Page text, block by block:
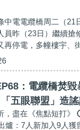
中電電纜橋周二（21
員昨（23日）繼續搶
再停電，多幢樓宇、
：電纜橋焚
五眼聯盟」造
，盡在《焦點短打》
爐：7人新加入9人